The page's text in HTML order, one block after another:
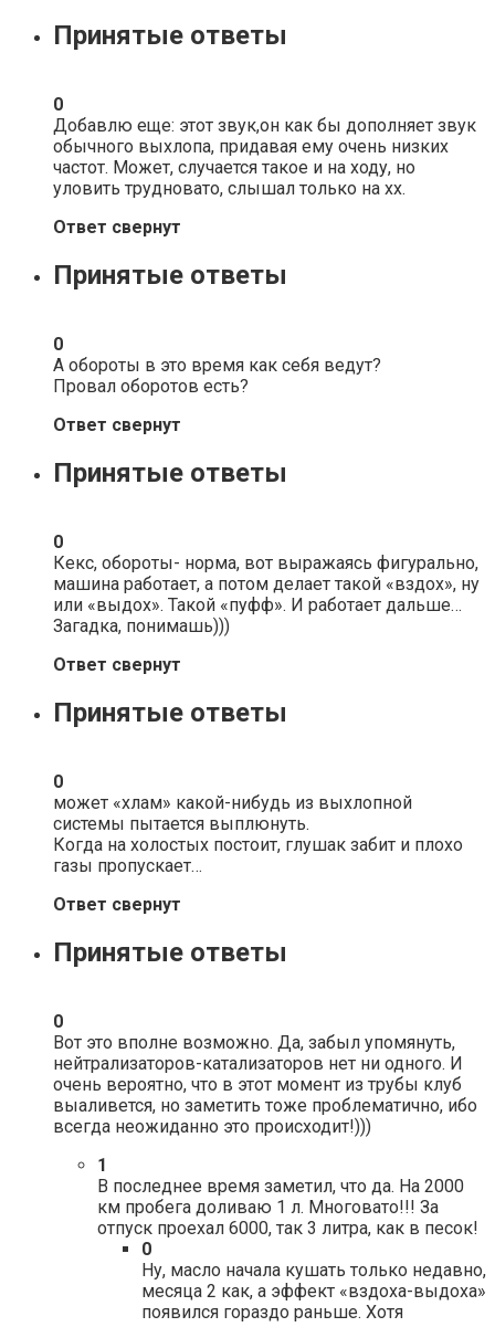
Принятые ответы
0
Добавлю еще: этот звук,он как бы дополняет звук
обычного выхлопа, придавая ему очень низких
частот. Может, случается такое и на ходу, но
уловить трудновато, слышал только на хх.
Ответ свернут
Принятые ответы
0
А обороты в это время как себя ведут?
Провал оборотов есть?
Ответ свернут
Принятые ответы
0
Кекс, обороты- норма, вот выражаясь фигурально,
машина работает, а потом делает такой «вздох», ну
или «выдох». Такой «пуфф». И работает дальше…
Загадка, понимашь)))
Ответ свернут
Принятые ответы
0
может «хлам» какой-нибудь из выхлопной
системы пытается выплюнуть.
Когда на холостых постоит, глушак забит и плохо
газы пропускает…
Ответ свернут
Принятые ответы
0
Вот это вполне возможно. Да, забыл упомянуть,
нейтрализаторов-катализаторов нет ни одного. И
очень вероятно, что в этот момент из трубы клуб
выаливется, но заметить тоже проблематично, ибо
всегда неожиданно это происходит!)))
1
В последнее время заметил, что да. На 2000
км пробега доливаю 1 л. Многовато!!! За
отпуск проехал 6000, так 3 литра, как в песок!
0
Ну, масло начала кушать только недавно,
месяца 2 как, а эффект «вздоха-выдоха»
появился гораздо раньше. Хотя